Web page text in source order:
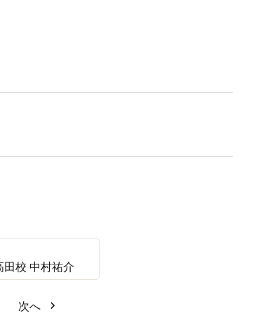
田校 中村祐介
次へ